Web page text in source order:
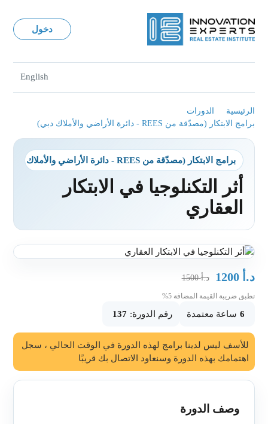
دخول
English
الرئيسية
الدورات
برامج الابتكار (مصدّقة من REES - دائرة الأراضي والأملاك دبي)
برامج الابتكار (مصدّقة من REES - دائرة الأراضي والأملاك دبي)
أثر التكنلوجيا في الابتكار
العقاري
د.أ 1200 د.أ1500
تطبق ضريبة القيمة المضافة 5%
6 ساعة معتمدة رقم الدورة: 137
للأسف ليس لدينا برامج لهذه الدورة في الوقت الحالي ، سجل
اهتمامك بهذه الدورة وسنعاود الاتصال بك قريبًا
وصف الدورة